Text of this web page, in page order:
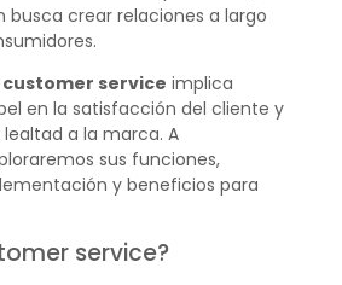
busca crear relaciones a largo
customer service implica
en la satisfacción del cliente y
a la marca. A
sus funciones,
y beneficios para
service?